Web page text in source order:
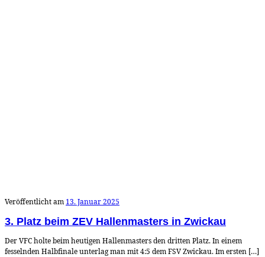
Veröffentlicht am 13. Januar 2025
3. Platz beim ZEV Hallenmasters in Zwickau
Der VFC holte beim heutigen Hallenmasters den dritten Platz. In einem
fesselnden Halbfinale unterlag man mit 4:5 dem FSV Zwickau. Im ersten […]